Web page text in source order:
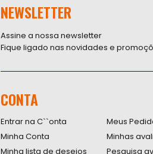
NEWSLETTER
Assine a nossa newsletter
Fique ligado nas novidades e
CONTA
Entrar na C``onta
Minha Conta
Minha lista de desejos
Meus
Minhas
Pesquisa